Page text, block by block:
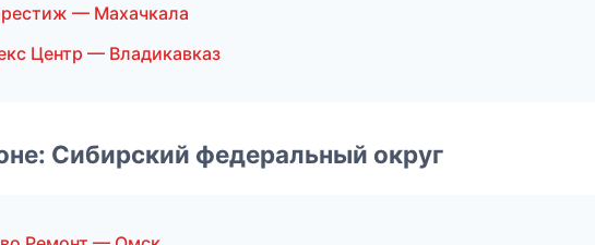
— Махачкала
Центр — Владикавказ
Сибирский федеральный округ